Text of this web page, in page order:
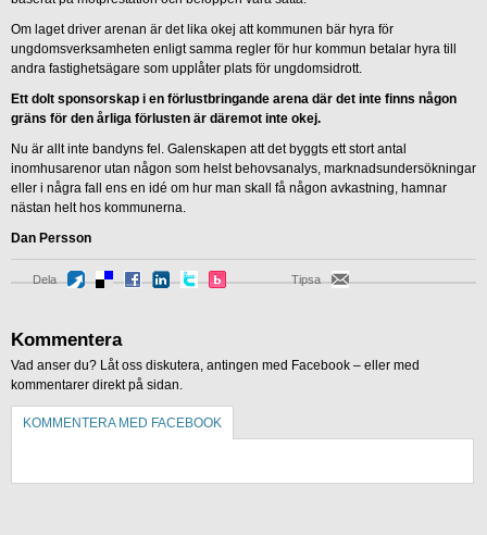
Om laget driver arenan är det lika okej att kommunen bär hyra för
ungdomsverksamheten enligt samma regler för hur kommun betalar hyra till
andra fastighetsägare som upplåter plats för ungdomsidrott.
Ett dolt sponsorskap i en förlustbringande arena där det inte finns någon
gräns för den årliga förlusten är däremot inte okej.
Nu är allt inte bandyns fel. Galenskapen att det byggts ett stort antal
inomhusarenor utan någon som helst behovsanalys, marknadsundersökningar
eller i några fall ens en idé om hur man skall få någon avkastning, hamnar
nästan helt hos kommunerna.
Dan Persson
Dela Tipsa
Kommentera
Vad anser du? Låt oss diskutera, antingen med Facebook – eller med
kommentarer direkt på sidan.
KOMMENTERA MED FACEBOOK